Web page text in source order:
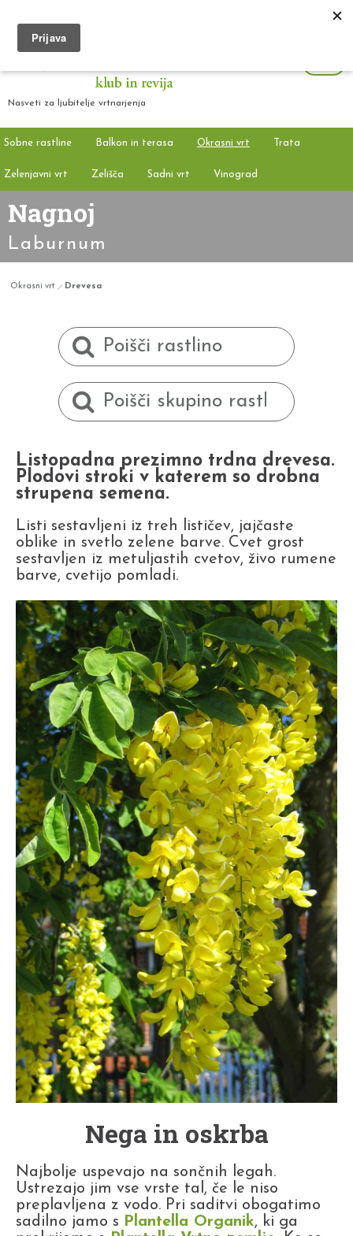
Nasveti za ljubitelje vrtnarjenja
Sobne rastline Balkon in terasa Okrasni vrt Trata
Zelenjavni vrt Zelišča Sadni vrt Vinograd
Nagnoj
Laburnum
Okrasni vrt Drevesa
Listopadna prezimno trdna drevesa.
Plodovi stroki v katerem so drobna
strupena semena.
Listi sestavljeni iz treh lističev, jajčaste
oblike in svetlo zelene barve. Cvet grost
sestavljen iz metuljastih cvetov, živo rumene
barve, cvetijo pomladi.
Nega in oskrba
Najbolje uspevajo na sončnih legah.
Ustrezajo jim vse vrste tal, če le niso
preplavljena z vodo. Pri saditvi obogatimo
sadilno jamo s Plantella Organik, ki ga